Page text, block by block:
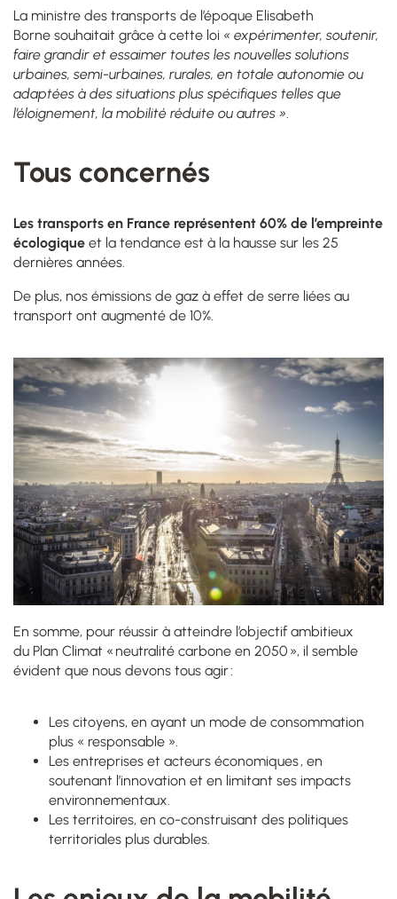
La ministre des transports de l’époque Elisabeth
Borne souhaitait grâce à cette loi « expérimenter, soutenir,
faire grandir et essaimer toutes les nouvelles solutions
urbaines, semi-urbaines, rurales, en totale autonomie ou
adaptées à des situations plus spécifiques telles que
l’éloignement, la mobilité réduite ou autres ».
Tous concernés
Les transports en France représentent 60% de l’empreinte
écologique et la tendance est à la hausse sur les 25
dernières années.
De plus, nos émissions de gaz à effet de serre liées au
transport ont augmenté de 10%.
En somme, pour réussir à atteindre l’objectif ambitieux
du Plan Climat « neutralité carbone en 2050 », il semble
évident que nous devons tous agir :
Les citoyens, en ayant un mode de consommation
plus « responsable ».
Les entreprises et acteurs économiques , en
soutenant l’innovation et en limitant ses impacts
environnementaux.
Les territoires, en co-construisant des politiques
territoriales plus durables.